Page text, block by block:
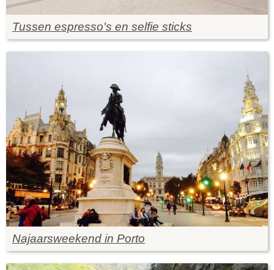
Tussen espresso's en selfie sticks
Najaarsweekend in Porto